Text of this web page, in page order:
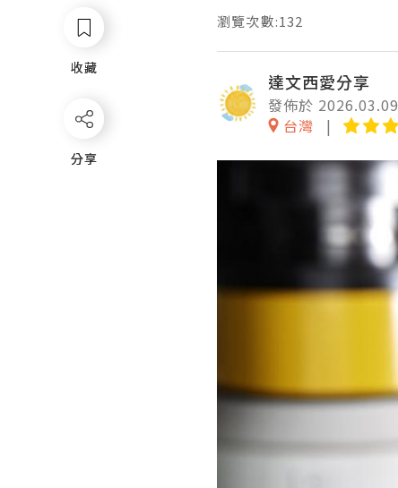
收藏
分享
瀏覽次數:132
達文西愛分享
發佈於 2026.03.09
台灣
收藏
分享